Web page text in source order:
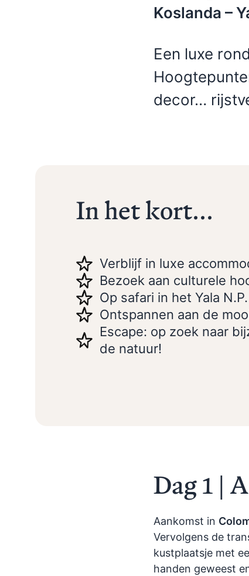
Cambodja
Tempels, jungle,
rivieren en meren,
mangrove en strand
Koslanda –
Een luxe
decor…
In het kort...
Verblijf in luxe
Bezoek aan culturele
Op safari in het Yala N.P.
Ontspannen aan de
Escape: op zoek naar
de natuur!
Dag 1 |
Aankomst in
Vervolgens de
kustplaatsje met
handen geweest